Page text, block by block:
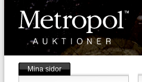
Mina sidor